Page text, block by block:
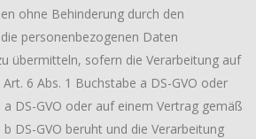
ohne Behinderung durch den
personenbezogenen Daten
übermitteln, sofern die Verarbeitung auf
6 Abs. 1 Buchstabe a DS-GVO oder
DS-GVO oder auf einem Vertrag gemäß
DS-GVO beruht und die Verarbeitung